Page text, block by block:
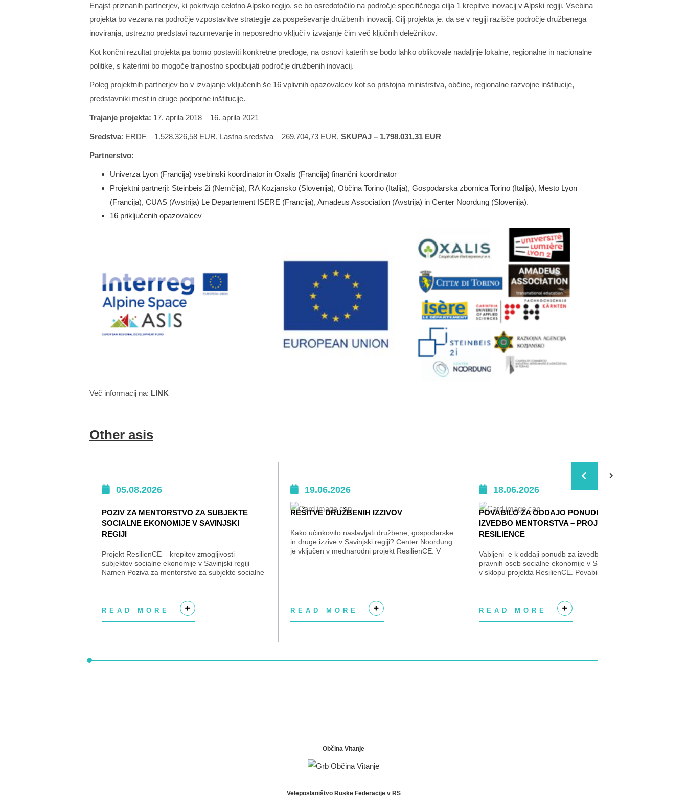
Enajst priznanih partnerjev, ki pokrivajo celotno Alpsko regijo, se bo osredotočilo na področje specifičnega cilja 1 krepitve inovacij v Alpski regiji. Vsebina
projekta bo vezana na področje vzpostavitve strategije za pospeševanje družbenih inovacij. Cilj projekta je, da se v regiji razišče področje družbenega
inoviranja, ustrezno predstavi razumevanje in neposredno vključi v izvajanje čim več ključnih deležnikov.
Kot končni rezultat projekta pa bomo postaviti konkretne predloge, na osnovi katerih se bodo lahko oblikovale nadaljnje lokalne, regionalne in nacionalne
politike, s katerimi bo mogoče trajnostno spodbujati področje družbenih inovacij.
Poleg projektnih partnerjev bo v izvajanje vključenih še 16 vplivnih opazovalcev kot so pristojna ministrstva, občine, regionalne razvojne inštitucije,
predstavniki mest in druge podporne inštitucije.
Trajanje projekta: 17. aprila 2018 – 16. aprila 2021
Sredstva: ERDF – 1.528.326,58 EUR, Lastna sredstva – 269.704,73 EUR, SKUPAJ – 1.798.031,31 EUR
Partnerstvo:
Univerza Lyon (Francija) vsebinski koordinator in Oxalis (Francija) finančni koordinator
Projektni partnerji: Steinbeis 2i (Nemčija), RA Kozjansko (Slovenija), Občina Torino (Italija), Gospodarska zbornica Torino (Italija), Mesto Lyon
(Francija), CUAS (Avstrija) Le Departement ISERE (Francija), Amadeus Association (Avstrija) in Center Noordung (Slovenija).
16 priključenih opazovalcev
Več informacij na: LINK
Other asis
05.08.2026
POZIV ZA MENTORSTVO ZA SUBJEKTE
SOCIALNE EKONOMIJE V SAVINJSKI
REGIJI
Projekt ResilienCE – krepitev zmogljivosti
subjektov socialne ekonomije v Savinjski regiji
Namen Poziva za mentorstvo za subjekte socialne
READ MORE
+
19.06.2026
REŠITVE DRUŽBENIH IZZIVOV
Kako učinkovito naslavljati družbene, gospodarske
in druge izzive v Savinjski regiji? Center Noordung
je vključen v mednarodni projekt ResilienCE. V
READ MORE
+
18.06.2026
POVABILO ZA ODDAJO PONUDB ZA
IZVEDBO MENTORSTVA – PROJEKT
RESILIENCE
Vabljeni_e k oddaji ponudb za izvedbo mentorstva
pravnih oseb socialne ekonomije v Savinjski regiji
v sklopu projekta ResilienCE. Povabilo najdete
READ MORE
+
Občina Vitanje
Veleposlaništvo Ruske Federacije v RS